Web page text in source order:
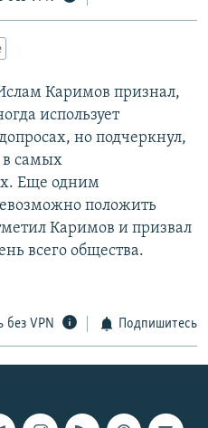
Каримов признал,
использует
но подчеркнул,
в самых
Еще одним
положить
Каримов и призвал
всего общества.
без VPN Подпишитесь